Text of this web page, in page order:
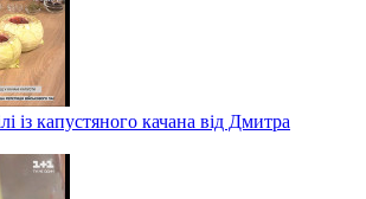
із капустяного качана від Дмитра